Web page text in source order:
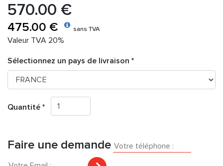
570.00 €
475.00 € sans TVA
Valeur TVA 20%
Sélectionnez un pays de livraison *
Quantité *
Faire une demande